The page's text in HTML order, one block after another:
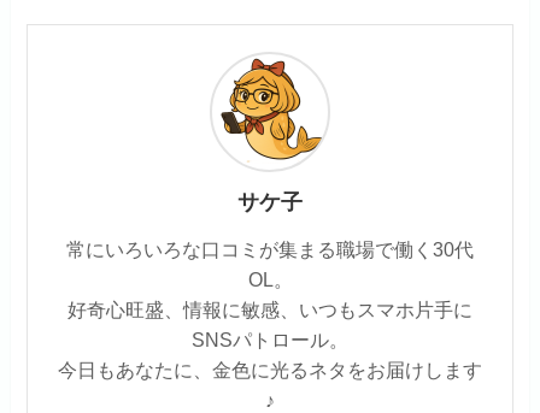
サケ子
常にいろいろな口コミが集まる職場で働く30代
OL。
好奇心旺盛、情報に敏感、いつもスマホ片手に
SNSパトロール。
今日もあなたに、金色に光るネタをお届けします
♪